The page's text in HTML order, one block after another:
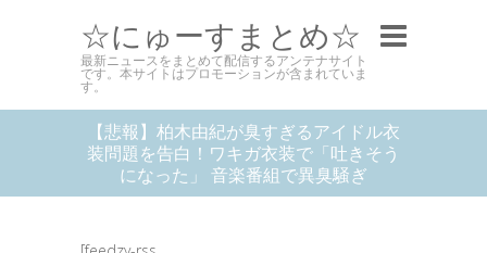
☆にゅーすまとめ☆
最新ニュースをまとめて配信するアンテナサイト
です。本サイトはプロモーションが含まれていま
す。
【悲報】柏木由紀が臭すぎるアイドル衣
装問題を告白！ワキガ衣装で「吐きそう
になった」 音楽番組で異臭騒ぎ